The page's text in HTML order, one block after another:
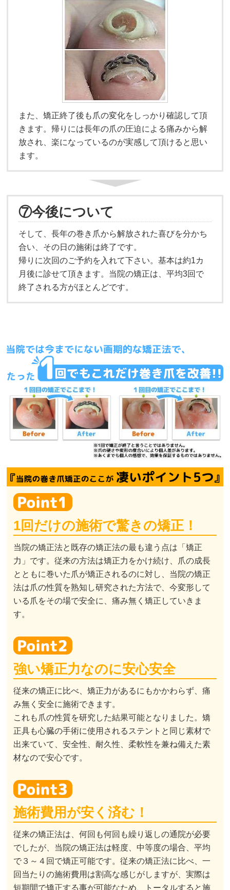
また、矯正終了後も爪の変化をしっかり確認して頂
きます。帰りには長年の爪の圧迫による痛みから解
放され、楽になっているのが実感して頂けると思い
ます。
⑦今後について
そして、長年の巻き爪から解放された喜びを分かち
合い、その日の施術は終了です。
帰りに次回のご予約を入れて下さい。基本は約1カ
月後に診せて頂きます。当院の矯正は、平均3回で
終了される方がほとんどです。
1回だけの施術で驚きの矯正！
当院の矯正法と既存の矯正法の最も違う点は「矯正
力」です。従来の方法は矯正力をかけ続け、爪の成長
とともに巻いた爪が矯正されるのに対し、当院の矯正
法は爪の性質を熟知し研究された方法で、今変形して
いる爪をその場で安全に、痛み無く矯正していきま
す。
強い矯正力なのに安心安全
従来の矯正に比べ、矯正力があるにもかかわらず、痛
み無く安全に施術できます。
これも爪の性質を研究した結果可能となりました。矯
正具も心臓の手術に使用されるステントと同じ素材で
出来ていて、安全性、耐久性、柔軟性を兼ね備えた素
材なので安心です。
施術費用が安く済む！
従来の矯正法は、何回も何回も繰り返しの通院が必要
でしたが、当院の矯正法は軽度、中等度の場合、平均
で３～４回で矯正可能です。従来の矯正法に比べ、一
回当たりの施術費用は割高な感じがしますが、実際は
短期間で矯正する事が可能なため、トータルすると施